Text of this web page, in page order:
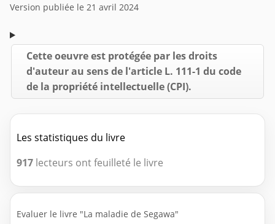
Version publiée le 21 avril 2024
Cette oeuvre est protégée par les droits
d'auteur au sens de l'article L. 111-1 du code
de la propriété intellectuelle (CPI).
Les statistiques du livre
917 lecteurs ont feuilleté le livre
Evaluer le livre "La maladie de Segawa"